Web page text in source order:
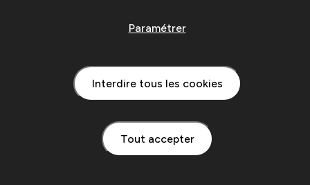
Tout accepter
Interdire tous les cookies
Paramétrer